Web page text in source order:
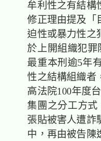
牟利性之有結構
修正理由提及「
迫性或暴力性之
於上開組織犯
最重本刑逾5年
性之結構組織者
高法院100年度
集團之分工方
張貼被害人遭詐
中，再由被告陳